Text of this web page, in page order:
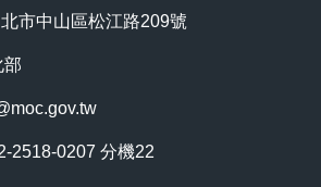
市中山區松江路209號
部
2518-0207 分機22